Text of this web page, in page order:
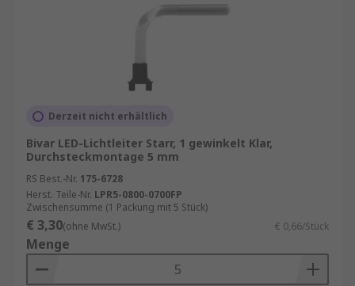
Derzeit nicht erhältlich
Bivar LED-Lichtleiter Starr, 1 gewinkelt Klar,
Durchsteckmontage 5 mm
RS Best.-Nr. 175-6728
Herst. Teile-Nr. LPR5-0800-0700FP
Zwischensumme (1 Packung mit 5 Stück)
€ 3,30(ohne MwSt.) € 0,66/Stück
Menge